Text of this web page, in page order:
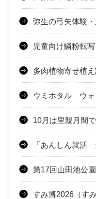
弥生の弓矢体験
児童向け鱗粉転
多肉植物寄せ植
ウミホタル ウォ
10月は里親月間
「あんしん就活
第17回山田池公
すみ博2026（す